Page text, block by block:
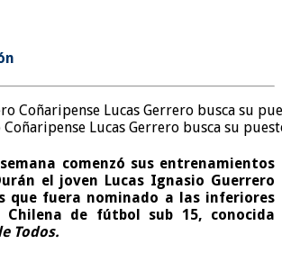
Lucas Gerrero busca su
comenzó sus entrenamientos
el joven Lucas Ignasio Guerrero
que fuera nominado a las inferiores
Chilena de fútbol sub 15, conocida
Todos.